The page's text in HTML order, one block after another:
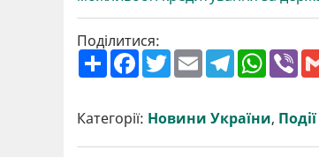
Поділитися:
П
о
р
и
F
a
b
o
T
w
t
e
E
m
l
T
e
g
r
W
h
s
A
V
r
Категорії: Новини України, Події